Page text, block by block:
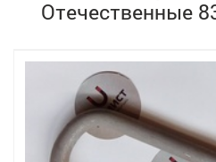
Отечественные